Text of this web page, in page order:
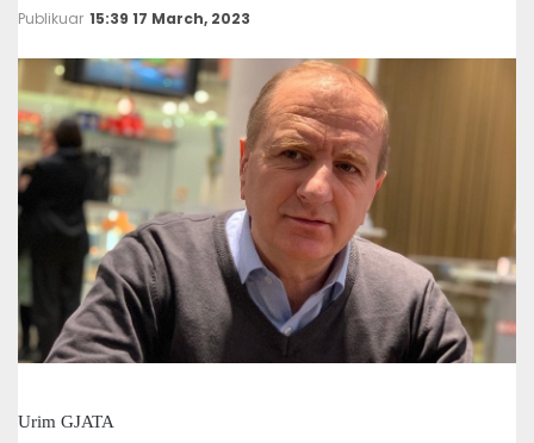
Publikuar 15:39 17 March, 2023
Urim GJATA